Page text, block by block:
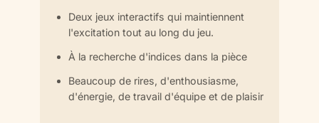
Deux jeux interactifs qui maintiennent
l'excitation tout au long du jeu.
À la recherche d'indices dans la pièce
Beaucoup de rires, d'enthousiasme,
d'énergie, de travail d'équipe et de plaisir